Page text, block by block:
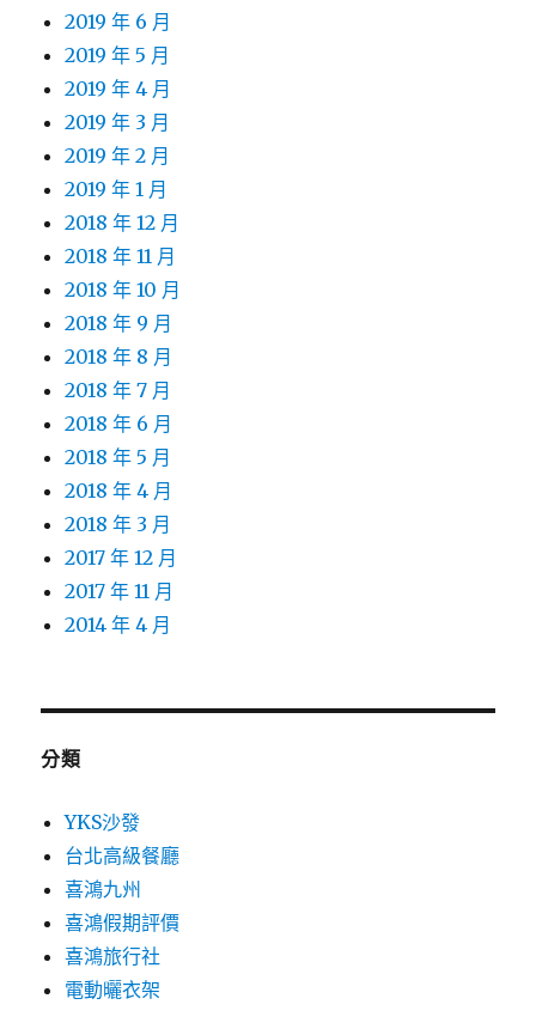
2019 年 6 月
2019 年 5 月
2019 年 4 月
2019 年 3 月
2019 年 2 月
2019 年 1 月
2018 年 12 月
2018 年 11 月
2018 年 10 月
2018 年 9 月
2018 年 8 月
2018 年 7 月
2018 年 6 月
2018 年 5 月
2018 年 4 月
2018 年 3 月
2017 年 12 月
2017 年 11 月
2014 年 4 月
分類
YKS沙發
台北高級餐廳
喜鴻九州
喜鴻假期評價
喜鴻旅行社
電動曬衣架